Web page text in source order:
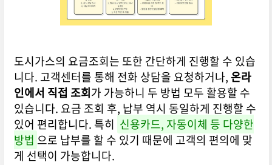
도시가스의 요금조회는 또한 간단하게 진행할 수 있습
니다. 고객센터를 통해 전화 상담을 요청하거나, 온라
인에서 직접 조회가 가능하니 두 방법 모두 활용할 수
있습니다. 요금 조회 후, 납부 역시 동일하게 진행할 수
있어 편리합니다. 특히 신용카드, 자동이체 등 다양한
방법 으로 납부를 할 수 있기 때문에 고객의 편의에 맞
게 선택이 가능합니다.